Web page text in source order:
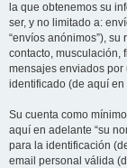
la que obtenemos su
ser, y no limitado a:
“envíos anónimos”), su
contacto, musculación,
mensajes enviados por
identificado (de aquí en
Su cuenta como
aquí en adelante “su
para la identificación
email personal válida